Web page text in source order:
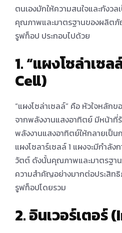
ตนเองมักให้ความสนใจและกังวล
คุณภาพและมาตรฐานของผลิตภั
รูฟท็อป ประกอบไปด้วย
1. “แผงโซล่าเซล
Cell)
“แผงโซล่าเซลล์” คือ หัวใจหลัก
จากพลังงานแสงอาทิตย์ มีหน้าที่
พลังงานแสงอาทิตย์ให้กลายเป็น
แผงโซลาร์เซลล์ 1 แผงจะมีกํา
วัตต์ ดังนั้นคุณภาพและมาตรฐา
ความสําคัญอย่างมากต่อประสิทธิ
รูฟท็อปโดยรวม
2.อินเวอร์เตอร์ (